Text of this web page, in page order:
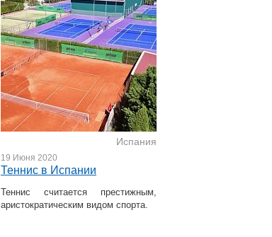
Испания
19 Июня 2020
Теннис в Испании
Теннис считается престижным,
аристократическим видом спорта.